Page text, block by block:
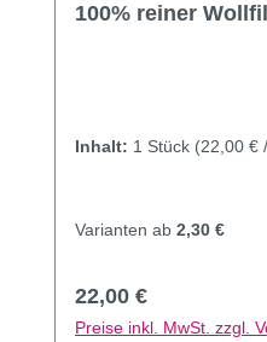
100% reiner
Inhalt: 1 Stück (22,00 €
Varianten ab 2,30 €
Regulärer Preis:
22,00 €
Preise inkl. MwSt. zzgl.